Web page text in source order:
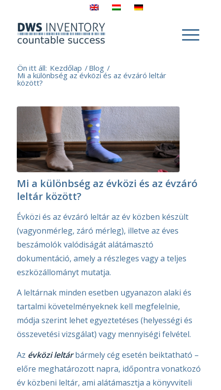
Ön itt áll: Kezdőlap / Blog /
Mi a különbség az évközi és az évzáró leltár
között?
Mi a különbség az évközi és az évzáró
leltár között?
Évközi és az évzáró leltár az év közben készült
(vagyonmérleg, záró mérleg), illetve az éves
beszámolók valódiságát alátámasztó
dokumentáció, amely a részleges vagy a teljes
eszközállományt mutatja.
A leltárnak minden esetben ugyanazon alaki és
tartalmi követelményeknek kell megfelelnie,
módja szerint lehet egyeztetéses (helyességi és
összevetési vizsgálat) vagy mennyiségi felvétel.
Az évközi leltárbármely cég esetén beiktatható –
előre meghatározott napra, időpontra vonatkozó
év közbeni leltár, ami alátámasztja a könyvviteli